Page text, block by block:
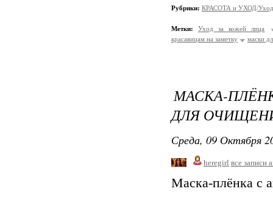
Рубрики: КРАСОТА и УХОД/Уход
Метки:
Уход за кожей лица
красавицам на заметку
маски
МАСКА-
ДЛЯ
Среда, 09 Октября
heregirl все записи
Маска-плёнка с